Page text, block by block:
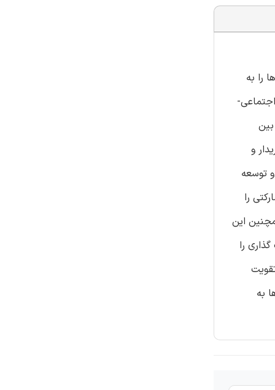
را به
و تغییر نگرش اجتماعی-
و
و توسعه
را
این
را
به